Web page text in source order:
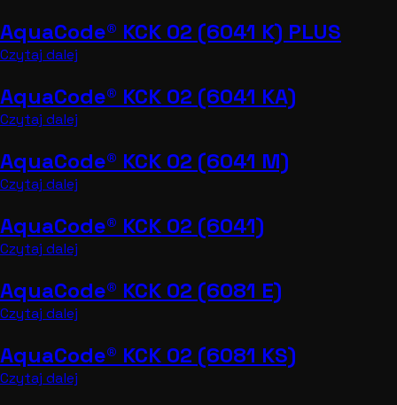
AquaCode® KCK 02 (6041 K) PLUS
Czytaj dalej
AquaCode® KCK 02 (6041 KA)
Czytaj dalej
AquaCode® KCK 02 (6041 M)
Czytaj dalej
AquaCode® KCK 02 (6041)
Czytaj dalej
AquaCode® KCK 02 (6081 E)
Czytaj dalej
AquaCode® KCK 02 (6081 KS)
Czytaj dalej